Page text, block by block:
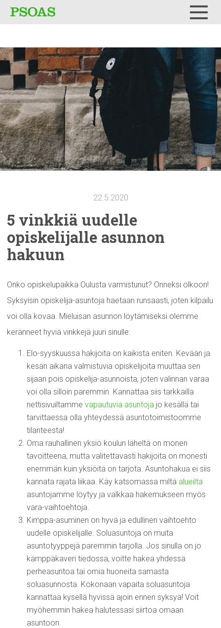
22.5.2020
5 vinkkiä uudelle
opiskelijalle asunnon
hakuun
Onko opiskelupaikka Oulusta varmistunut? Onneksi olkoon!
Syksyisin opiskelija-asuntoja haetaan runsaasti, joten kilpailu
voi olla kovaa. Mieluisan asunnon löytämiseksi olemme
keränneet hyviä vinkkejä juuri sinulle:
Elo-syyskuussa hakijoita on kaikista eniten. Kevään ja
kesän aikana valmistuvia opiskelijoita muuttaa sen
sijaan pois opiskelija-asunnoista, joten valinnan varaa
voi olla silloin paremmin. Kannattaa siis tarkkailla
nettisivuiltamme vapautuvia asuntoja jo kesällä tai
tarvittaessa olla yhteydessä asuntotoimistoomme
tilanteesta!
Oma rauhallinen yksiö koulun läheltä on monen
tavoitteena, mutta valitettavasti hakijoita on monesti
enemmän kuin yksiöitä on tarjota. Asuntohakua ei siis
kannata rajata liikaa. Käy katsomassa miltä alueilta
asuntojamme löytyy ja valkkaa hakemukseen myös
vara-vaihtoehtoja.
Kimppa-asuminen on hyvä ja edullinen vaihtoehto
uudelle opiskelijalle. Soluasuntoja on muita
asuntotyyppejä paremmin tarjolla. Jos sinulla on jo
kämppäkaveri tiedossa, voitte hakea yhdessä
perheasuntoa tai omia huoneita samasta
soluasunnosta. Kokonaan vapaita soluasuntoja
kannattaa kysellä hyvissä ajoin ennen syksyä! Voit
myöhemmin hakea halutessasi siirtoa omaan
asuntoon.